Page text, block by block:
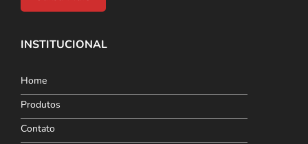
INSTITUCIONAL
Home
Produtos
Contato